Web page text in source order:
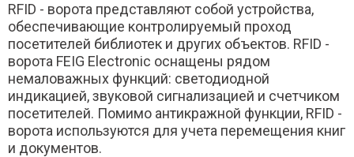
RFID - ворота представляют собой устройства,
обеспечивающие контролируемый проход
посетителей библиотек и других объектов. RFID -
ворота FEIG Eleсtronic оснащены рядом
немаловажных функций: светодиодной
индикацией, звуковой сигнализацией и счетчиком
посетителей. Помимо антикражной функции, RFID -
ворота используются для учета перемещения книг
и документов.